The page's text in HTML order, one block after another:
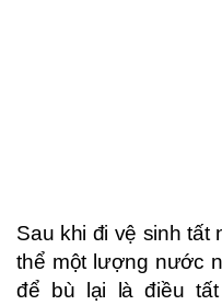
Sau khi đi vệ sinh tất
thể một lượng nước
để bù lại là điều